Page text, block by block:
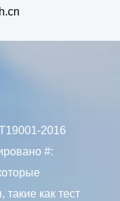
2016
#:
как тест